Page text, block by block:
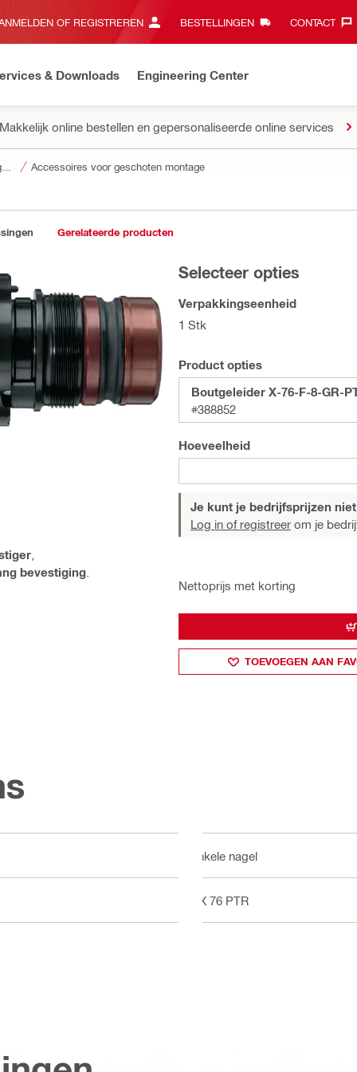
OF REGISTREREN BESTELLINGEN CONTACT‎
& Downloads Engineering Center
online bestellen en gepersonaliseerde online services
Accessoires voor geschoten montage
Gerelateerde producten
bevestiging
Selecteer opties
Verpakkingseenheid
1 Stk
Product opties
Boutgeleider X-76-F-8-GR-
#388852
Hoeveelheid
Je kunt je bedrijfsprijzen
Log in of registreer om je
Nettoprijs met korting
TOEVOEGEN AAN
Enkele nagel
DX 76 PTR